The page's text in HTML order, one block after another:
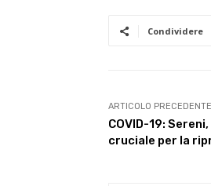
Condividere
ARTICOLO PRECEDENTE
COVID-19:
cruciale per la